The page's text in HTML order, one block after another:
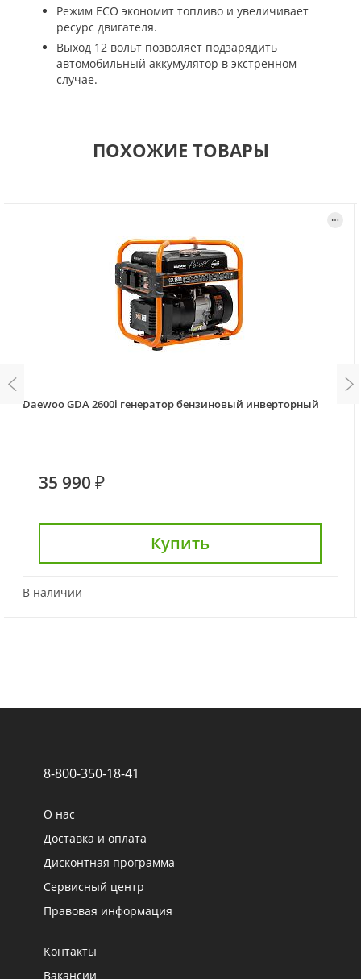
Режим ECO экономит топливо и увеличивает
ресурс двигателя.
Выход 12 вольт позволяет подзарядить
автомобильный аккумулятор в экстренном
случае.
ПОХОЖИЕ ТОВАРЫ
Daewoo GDA 2600i генератор бензиновый инверторный
35 990 ₽
Купить
В наличии
8-800-350-18-41
О нас
Доставка и оплата
Дисконтная программа
Сервисный центр
Правовая информация
Контакты
Вакансии